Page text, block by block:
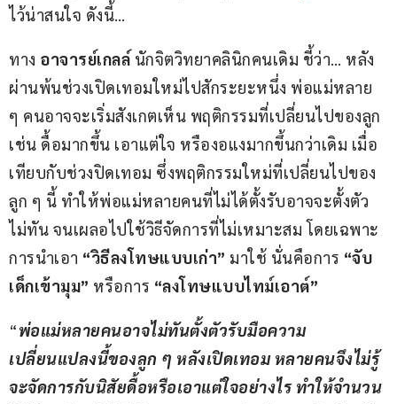
ไว้น่าสนใจ ดังนี้…
ทาง อาจารย์เกลล์ นักจิตวิทยาคลินิกคนเดิม ชี้ว่า… หลัง
ผ่านพ้นช่วงเปิดเทอมใหม่ไปสักระยะหนึ่ง พ่อแม่หลาย
ๆ คนอาจจะเริ่มสังเกตเห็น พฤติกรรมที่เปลี่ยนไปของลูก
เช่น ดื้อมากขึ้น เอาแต่ใจ หรืองอแงมากขึ้นกว่าเดิม เมื่อ
เทียบกับช่วงปิดเทอม ซึ่งพฤติกรรมใหม่ที่เปลี่ยนไปของ
ลูก ๆ นี้ ทำให้พ่อแม่หลายคนที่ไม่ได้ตั้งรับอาจจะตั้งตัว
ไม่ทัน จนเผลอไปใช้วิธีจัดการที่ไม่เหมาะสม โดยเฉพาะ
การนำเอา “วิธีลงโทษแบบเก่า” มาใช้ นั่นคือการ “จับ
เด็กเข้ามุม” หรือการ “ลงโทษแบบไทม์เอาต์”
“พ่อแม่หลายคนอาจไม่ทันตั้งตัวรับมือความ
เปลี่ยนแปลงนี้ของลูก ๆ หลังเปิดเทอม หลายคนจึงไม่รู้
จะจัดการกับนิสัยดื้อหรือเอาแต่ใจอย่างไร ทำให้จำนวน